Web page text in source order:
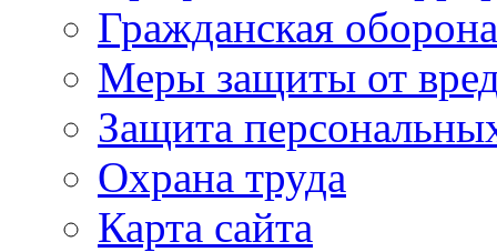
Гражданская оборона
Меры защиты от
Защита
Охрана труда
Карта сайта